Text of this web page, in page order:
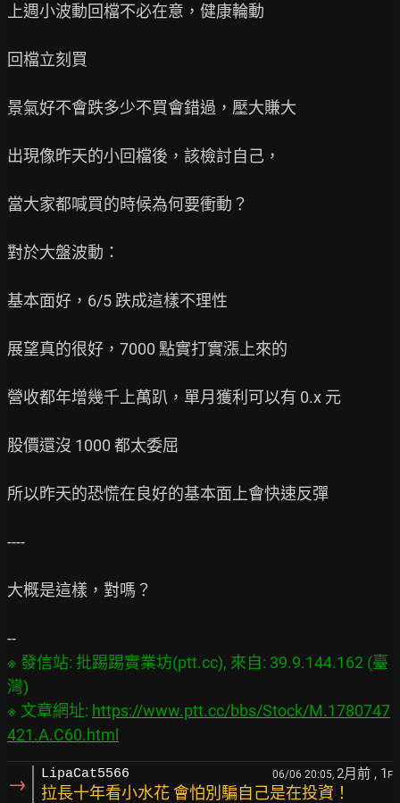
上週小波動回檔不必在意，健康輪動
回檔立刻買
景氣好不會跌多少不買會錯過，壓大賺大
出現像昨天的小回檔後，該檢討自己，
當大家都喊買的時候為何要衝動？
對於大盤波動：
基本面好，6/5 跌成這樣不理性
展望真的很好，7000 點實打實漲上來的
營收都年增幾千上萬趴，單月獲利可以有 0.x 元
股價還沒 1000 都太委屈
所以昨天的恐慌在良好的基本面上會快速反彈
----
大概是這樣，對嗎？
※ 發信站: 批踢踢實業坊(ptt.cc), 來自: 39.9.144.162 (臺
灣)
※ 文章網址: https://www.ptt.cc/bbs/Stock/M.1780747
421.A.C60.html
→ LipaCat5566 06/06 20:05, 2月前 , 1 F
拉長十年看小水花 會怕別騙自己是在投資！